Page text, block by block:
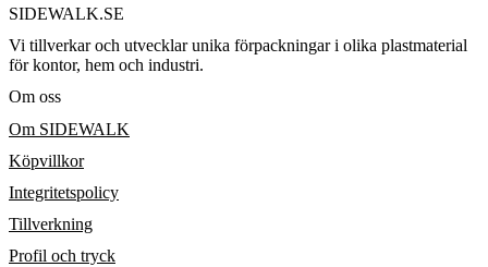
SIDEWALK.SE
Vi tillverkar och utvecklar unika förpackningar i olika plastmaterial
för kontor, hem och industri.
Om oss
Om SIDEWALK
Köpvillkor
Integritetspolicy
Tillverkning
Profil och tryck